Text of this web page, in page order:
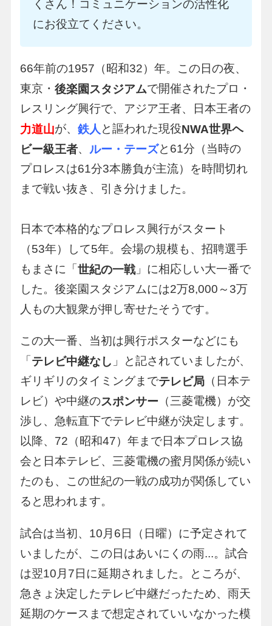
くさん！コミュニケーションの活性化
にお役立てください。
66年前の1957（昭和32）年。この日の夜、
東京・ 後楽園スタジアムで開催されたプロ・
レスリング興行で、アジア王者、日本王者の
力道山が、 鉄人と謳われた現役NWA世界ヘ
ビー級王者、 ルー・テーズと61分（当時の
プロレスは61分3本勝負が主流）を時間切れ
まで戦い抜き、引き分けました。
日本で本格的なプロレス興行がスタート
（53年）して5年。会場の規模も、招聘選手
もまさに「 世紀の一戦」に相応しい大一番で
した。後楽園スタジアムには2万8,000～3万
人もの大観衆が押し寄せたそうです。
この大一番、当初は興行ポスターなどにも
「 テレビ中継なし 」と記されていましたが、
ギリギリのタイミングまでテレビ局（日本テ
レビ）や中継のスポンサー （三菱電機）が交
渉し、急転直下でテレビ中継が決定します。
以降、72（昭和47）年まで日本プロレス協
会と日本テレビ、三菱電機の蜜月関係が続い
たのも、この世紀の一戦の成功が関係してい
ると思われます。
試合は当初、10月6日（日曜）に予定されて
いましたが、この日はあいにくの雨...。試合
は翌10月7日に延期されました。ところが、
急きょ決定したテレビ中継だったため、雨天
延期のケースまで想定されていいなかった模